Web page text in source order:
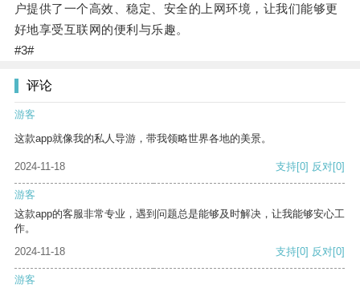
户提供了一个高效、稳定、安全的上网环境，让我们能够更
好地享受互联网的便利与乐趣。
#3#
评论
游客
这款app就像我的私人导游，带我领略世界各地的美景。
2024-11-18 支持[0] 反对[0]
游客
这款app的客服非常专业，遇到问题总是能够及时解决，让我能够安心工
作。
2024-11-18
支持[0] 反对[0]
游客